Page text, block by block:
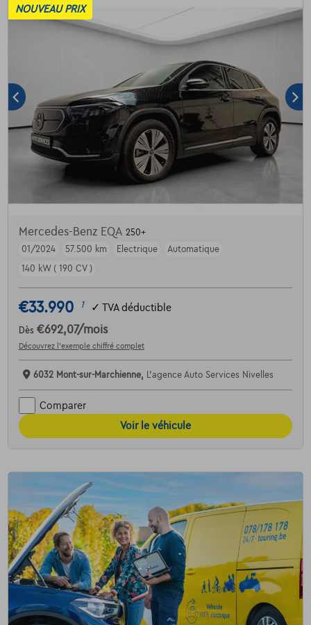
NOUVEAU PRIX
Mercedes-Benz EQA 250+
01/2024
57.500 km Electrique
Automatique
140 kW ( 190 CV )
€33.990 1 ✓ TVA déductible
Dès €692,07/mois
Découvrez l’exemple chiffré complet
6032 Mont-sur-Marchienne, L'agence Auto Services Nivelles
Comparer
Voir le véhicule